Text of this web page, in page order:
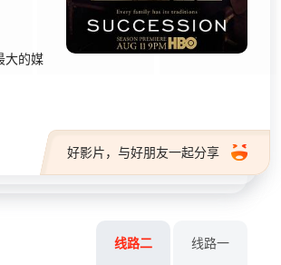
大的媒
好影片，与好朋友一起分享
线路二 线路一